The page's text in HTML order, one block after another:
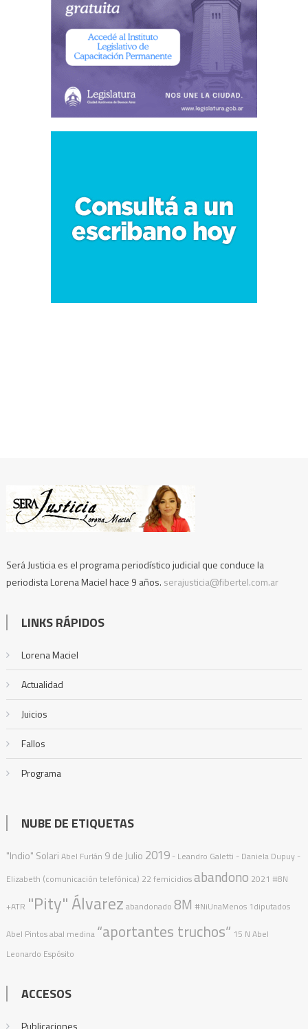
Será Justicia es el programa periodístico judicial que conduce la
periodista Lorena Maciel hace 9 años. serajusticia@fibertel.com.ar
LINKS RÁPIDOS
Lorena Maciel
Actualidad
Juicios
Fallos
Programa
NUBE DE ETIQUETAS
"Indio" Solari Abel Furlán 9 de Julio 2019 - Leandro Galetti - Daniela Dupuy -
Elizabeth (comunicación telefónica) 22 femicidiosabandono 2021 #8N
+ATR "Pity" Álvarez abandonado 8M #NiUnaMenos 1diputados
Abel Pintosabal medina “aportantes truchos” 15 N Abel
Leonardo Espósito
ACCESOS
Publicaciones